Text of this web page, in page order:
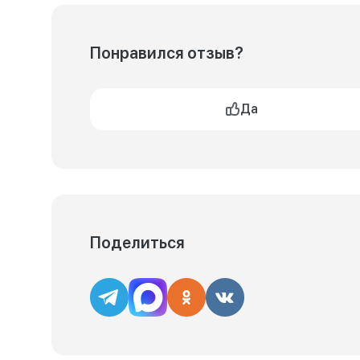
Понравился отзыв?
Да
Поделиться